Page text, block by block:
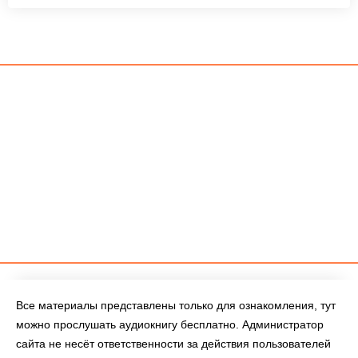
Все материалы представлены только для ознакомления, тут
можно прослушать аудиокнигу бесплатно. Администратор
сайта не несёт ответственности за действия пользователей